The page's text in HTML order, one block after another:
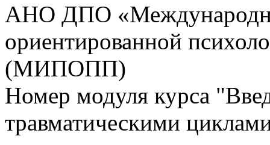
АНО ДПО
ориентированной
(МИПОПП)
Номер модуля курса
травматическими